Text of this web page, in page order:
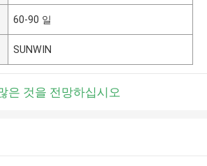
60-90 일
SUNWIN
은 것을 전망하십시오